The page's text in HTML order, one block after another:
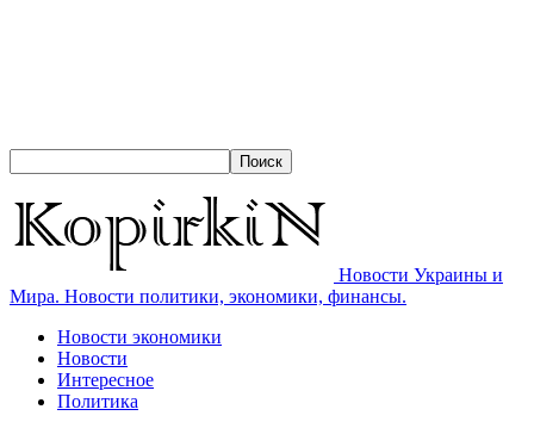
Новости Украины и
Мира. Новости политики, экономики, финансы.
Новости экономики
Новости
Интересное
Политика